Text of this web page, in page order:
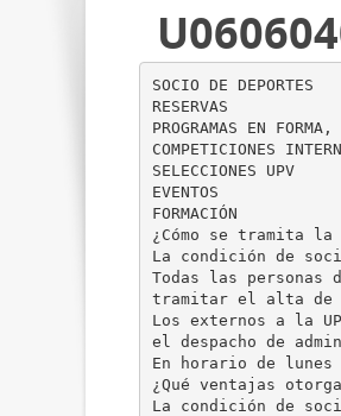
SOCIO DE DEPORTES
RESERVAS
PROGRAMAS EN
COMPETICIONES
SELECCIONES UPV
EVENTOS
FORMACIÓN
¿Cómo se tramita
La condición de
Todas las personas
tramitar el alta de
Los externos a la
el despacho de
En horario de
¿Qué ventajas
La condición de